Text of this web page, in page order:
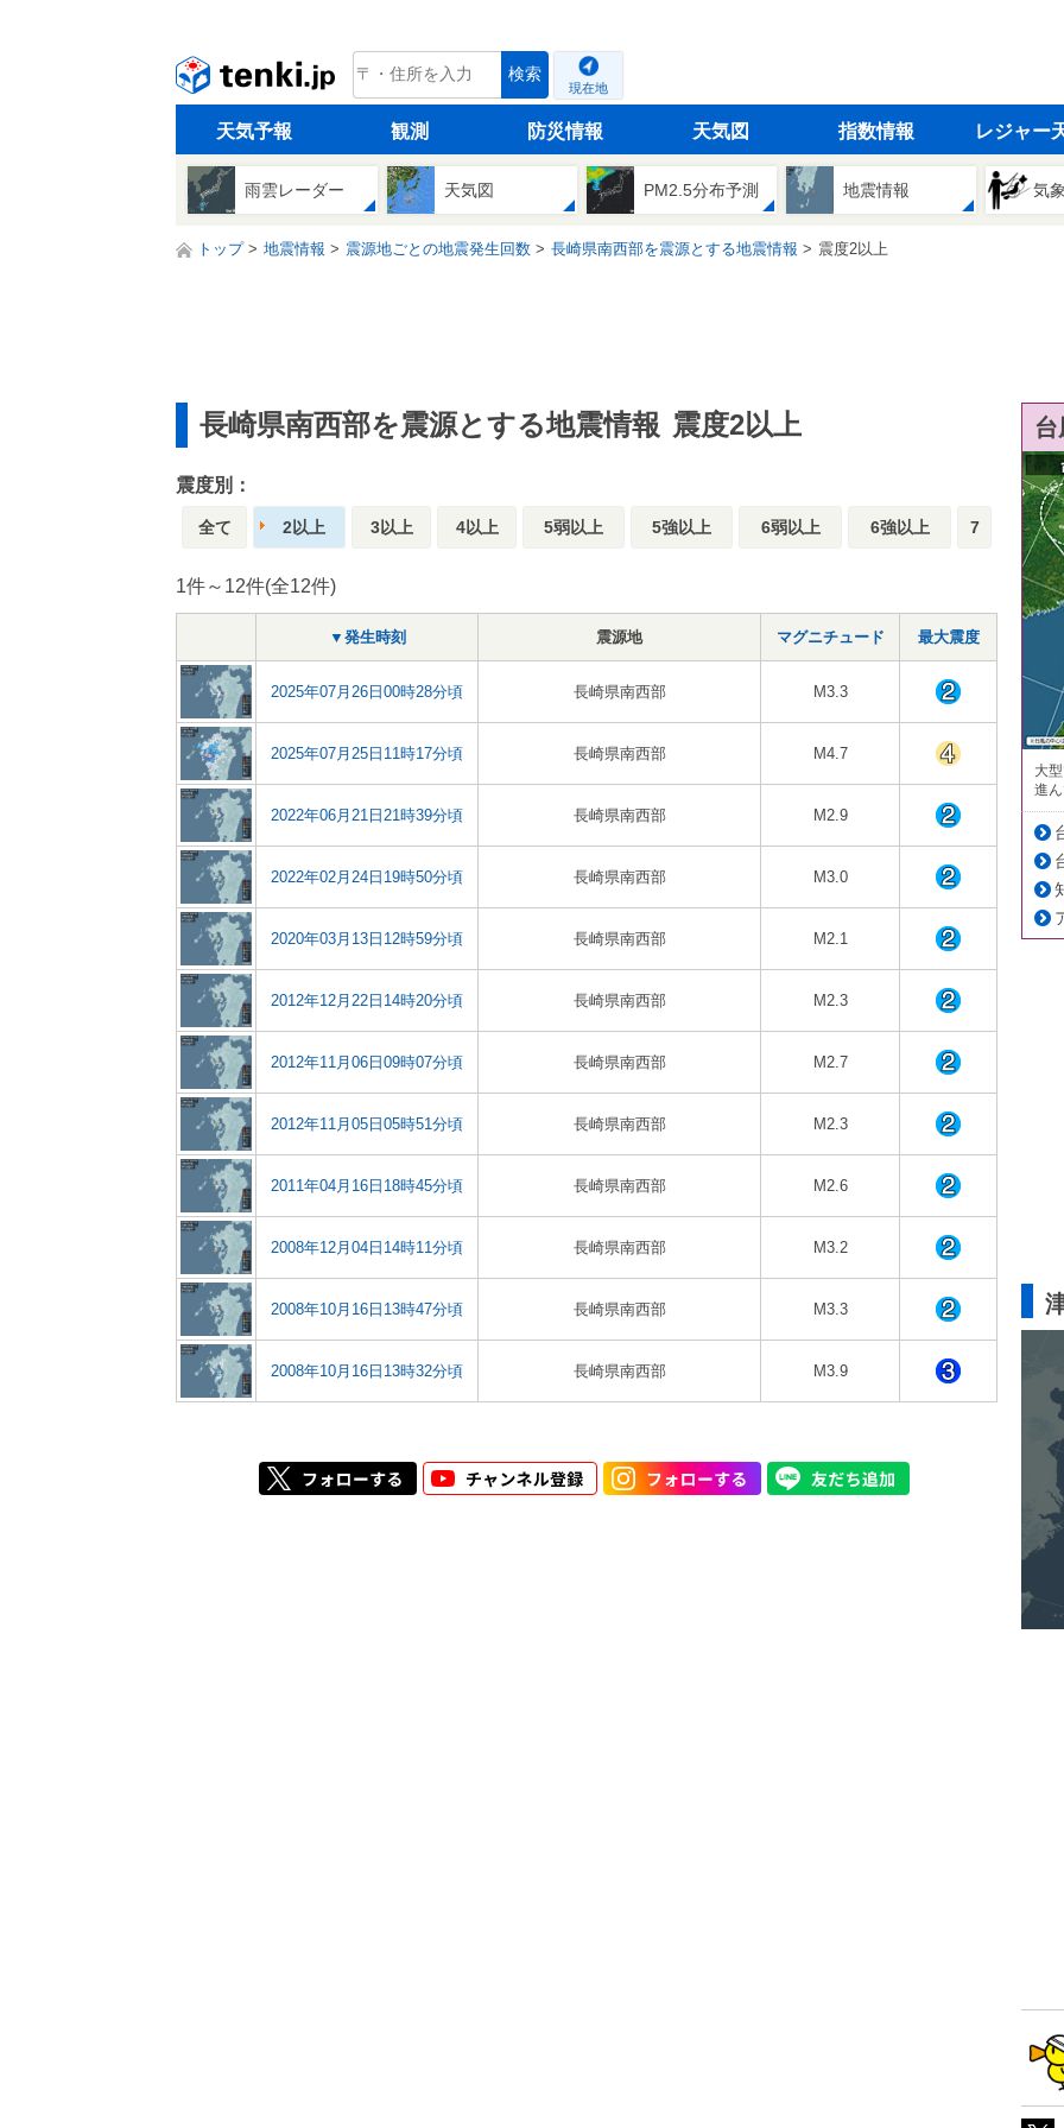
tenki.jp 検索
現在地
天気予報 観測 防災情報 天気図 指数情報 レジャー
雨雲レーダー 天気図 PM2.5分布予測 地震情報 気
トップ 地震情報 震源地ごとの地震発生回数 長崎県南西部を震源とする地震情報 震度2以上
長崎県南西部を震源とする地震情報 震度2以上
震度別：
全て 2以上 3以上 4以上 5弱以上 5強以上 6弱以上 6強以上 7
1件～12件(全12件)
▼発生時刻 震源地 マグニチュード 最大震度
2025年07月26日00時28分頃 長崎県南西部 M3.3
2025年07月25日11時17分頃 長崎県南西部 M4.7
2022年06月21日21時39分頃 長崎県南西部 M2.9
2022年02月24日19時50分頃 長崎県南西部 M3.0
2020年03月13日12時59分頃 長崎県南西部 M2.1
2012年12月22日14時20分頃 長崎県南西部 M2.3
2012年11月06日09時07分頃 長崎県南西部 M2.7
2012年11月05日05時51分頃 長崎県南西部 M2.3
2011年04月16日18時45分頃 長崎県南西部 M2.6
2008年12月04日14時11分頃 長崎県南西部 M3.2
2008年10月16日13時47分頃 長崎県南西部 M3.3
2008年10月16日13時32分頃 長崎県南西部 M3.9
大
進